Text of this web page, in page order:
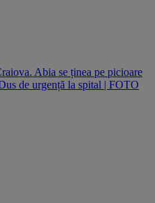
Abia se ținea pe picioare
de urgență la spital | FOTO